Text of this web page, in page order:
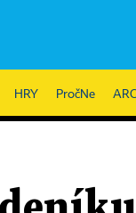
HRY PročNe